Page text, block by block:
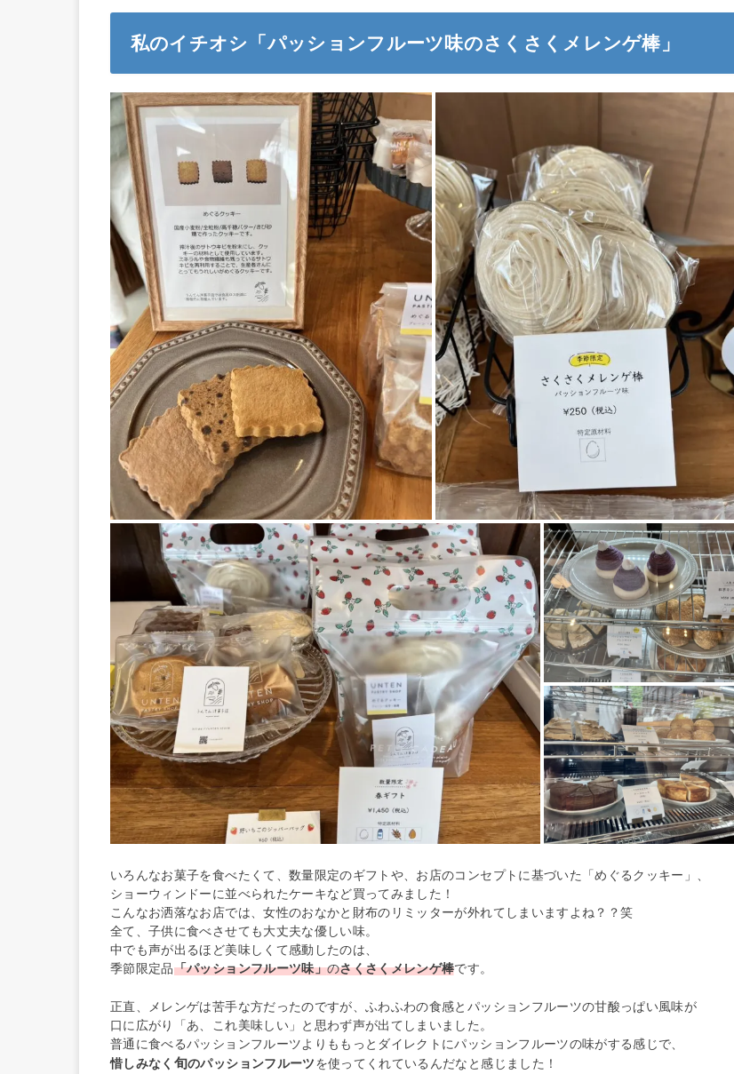
私のイチオシ「パッションフルーツ味のさくさくメレンゲ棒」
いろんなお菓子を食べたくて、数量限定のギフトや、お店のコンセプトに基づいた「めぐるクッキー」、
ショーウィンドーに並べられたケーキなど買ってみました！
こんなお洒落なお店では、女性のおなかと財布のリミッターが外れてしまいますよね？？笑
全て、子供に食べさせても大丈夫な優しい味。
中でも声が出るほど美味しくて感動したのは、
季節限定品「パッションフルーツ味」のさくさくメレンゲ棒です。
正直、メレンゲは苦手な方だったのですが、ふわふわの食感とパッションフルーツの甘酸っぱい風味が
口に広がり「あ、これ美味しい」と思わず声が出てしまいました。
普通に食べるパッションフルーツよりももっとダイレクトにパッションフルーツの味がする感じで、
惜しみなく 旬のパッションフルーツを使ってくれているんだなと感じました！